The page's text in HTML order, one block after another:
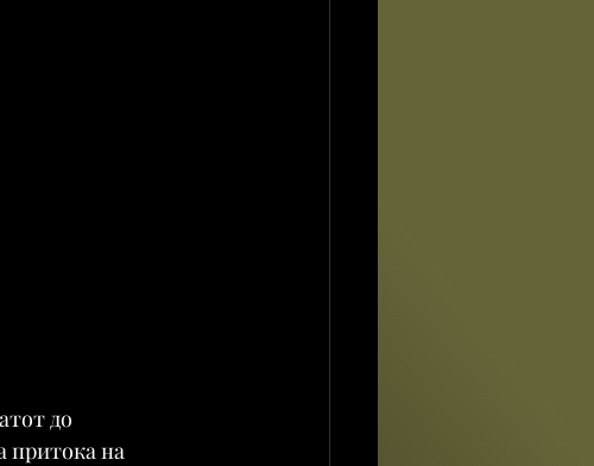
до
притока на